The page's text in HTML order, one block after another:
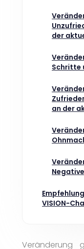
der
Schritte
an der
VISION-
Veränderung